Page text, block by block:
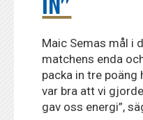
Maic Semas mål i
matchens enda
packa in tre poäng
var bra att vi
gav oss energi”,